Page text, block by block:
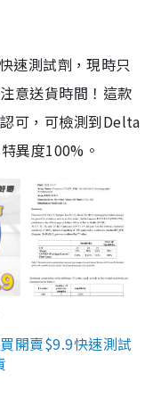
速測試劑，現時只
意送貨時間！這款
可，可檢測到Delta
異度100%。
開賣$9.9快速測試